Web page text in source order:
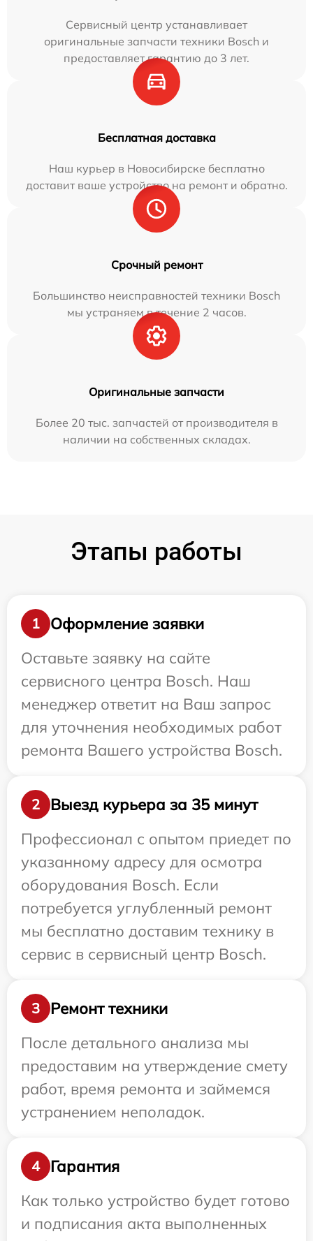
Сервисный центр устанавливает
оригинальные запчасти техники Bosch и
предоставляет гарантию до 3 лет.
Бесплатная доставка
Наш курьер в Новосибирске бесплатно
доставит ваше устройство на ремонт и обратно.
Срочный ремонт
Большинство неисправностей техники Bosch
мы устраняем в течение 2 часов.
Оригинальные запчасти
Более 20 тыс. запчастей от производителя в
наличии на собственных складах.
Этапы работы
1
Оформление заявки
Оставьте заявку на сайте
сервисного центра Bosch. Наш
менеджер ответит на Ваш запрос
для уточнения необходимых работ
ремонта Вашего устройства Bosch.
2
Выезд курьера за 35 минут
Профессионал с опытом приедет по
указанному адресу для осмотра
оборудования Bosch. Если
потребуется углубленный ремонт
мы бесплатно доставим технику в
сервис в сервисный центр Bosch.
3
Ремонт техники
После детального анализа мы
предоставим на утверждение смету
работ, время ремонта и займемся
устранением неполадок.
4
Гарантия
Как только устройство будет готово
и подписания акта выполненных